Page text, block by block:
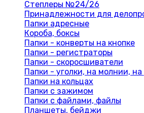
Степлеры №24/26
Принадлежности для
Папки адресные
Короба, боксы
Папки - конверты на кнопке
Папки - регистраторы
Папки - скоросшиватели
Папки - уголки, на молнии, на
Папки на кольцах
Папки с зажимом
Папки с файлами, файлы
Планшеты, бейджи